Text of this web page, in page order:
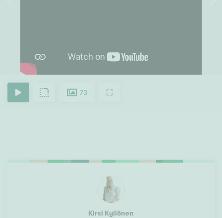
73
Kirsi Kyllönen